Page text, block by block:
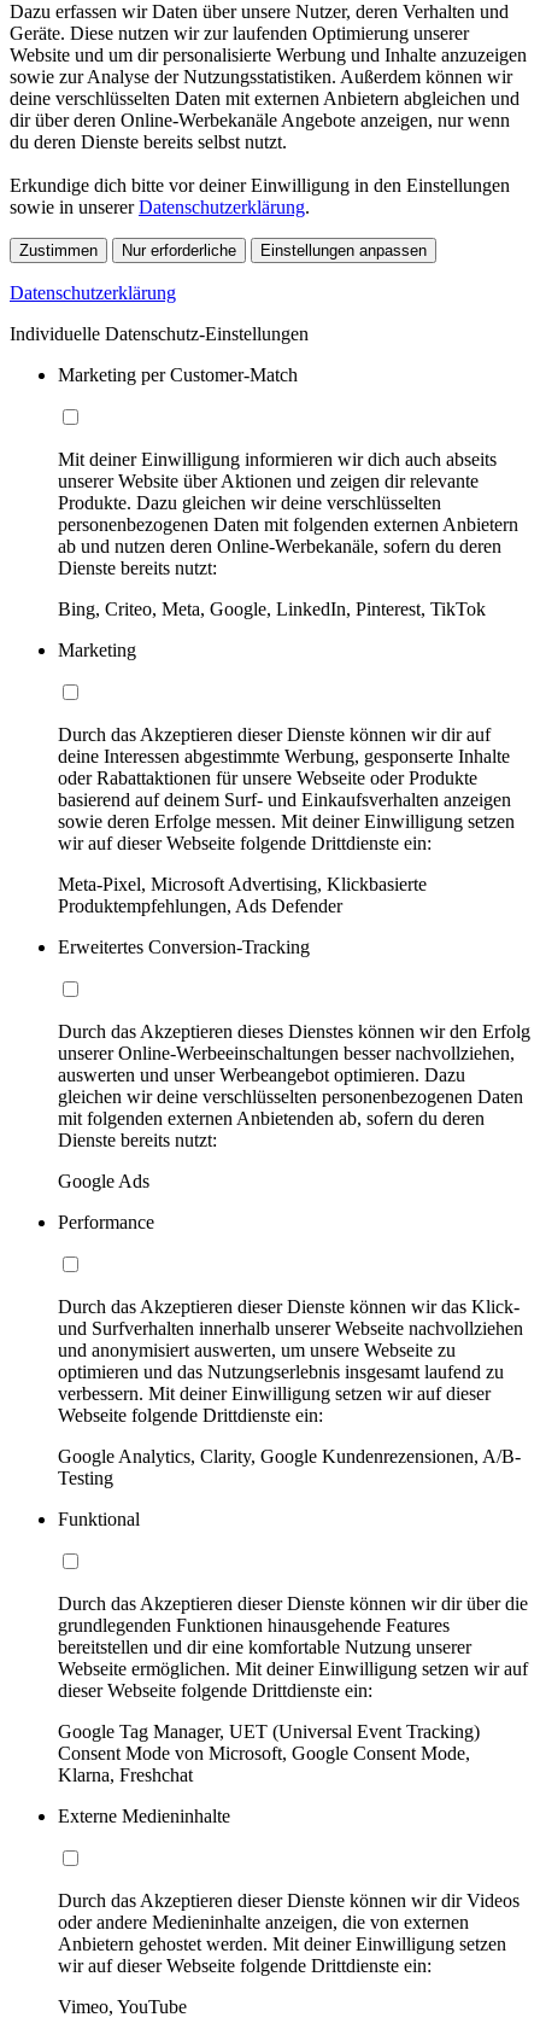
Dazu erfassen wir Daten über unsere Nutzer, deren Verhalten und
Geräte. Diese nutzen wir zur laufenden Optimierung unserer
Website und um dir personalisierte Werbung und Inhalte anzuzeigen
sowie zur Analyse der Nutzungsstatistiken. Außerdem können wir
deine verschlüsselten Daten mit externen Anbietern abgleichen und
dir über deren Online-Werbekanäle Angebote anzeigen, nur wenn
du deren Dienste bereits selbst nutzt.
Erkundige dich bitte vor deiner Einwilligung in den Einstellungen
sowie in unsererDatenschutzerklärung.
Zustimmen Nur erforderliche Einstellungen anpassen
Datenschutzerklärung
Individuelle Datenschutz-Einstellungen
Marketing per Customer-Match
Mit deiner Einwilligung informieren wir dich auch abseits
unserer Website über Aktionen und zeigen dir relevante
Produkte. Dazu gleichen wir deine verschlüsselten
personenbezogenen Daten mit folgenden externen Anbietern
ab und nutzen deren Online-Werbekanäle, sofern du deren
Dienste bereits nutzt:
Bing, Criteo, Meta, Google, LinkedIn, Pinterest, TikTok
Marketing
Durch das Akzeptieren dieser Dienste können wir dir auf
deine Interessen abgestimmte Werbung, gesponserte Inhalte
oder Rabattaktionen für unsere Webseite oder Produkte
basierend auf deinem Surf- und Einkaufsverhalten anzeigen
sowie deren Erfolge messen. Mit deiner Einwilligung setzen
wir auf dieser Webseite folgende Drittdienste ein:
Meta-Pixel, Microsoft Advertising, Klickbasierte
Produktempfehlungen, Ads Defender
Erweitertes Conversion-Tracking
Durch das Akzeptieren dieses Dienstes können wir den Erfolg
unserer Online-Werbeeinschaltungen besser nachvollziehen,
auswerten und unser Werbeangebot optimieren. Dazu
gleichen wir deine verschlüsselten personenbezogenen Daten
mit folgenden externen Anbietenden ab, sofern du deren
Dienste bereits nutzt:
Google Ads
Performance
Durch das Akzeptieren dieser Dienste können wir das Klick-
und Surfverhalten innerhalb unserer Webseite nachvollziehen
und anonymisiert auswerten, um unsere Webseite zu
optimieren und das Nutzungserlebnis insgesamt laufend zu
verbessern. Mit deiner Einwilligung setzen wir auf dieser
Webseite folgende Drittdienste ein:
Google Analytics, Clarity, Google Kundenrezensionen, A/B-
Testing
Funktional
Durch das Akzeptieren dieser Dienste können wir dir über die
grundlegenden Funktionen hinausgehende Features
bereitstellen und dir eine komfortable Nutzung unserer
Webseite ermöglichen. Mit deiner Einwilligung setzen wir auf
dieser Webseite folgende Drittdienste ein:
Google Tag Manager, UET (Universal Event Tracking)
Consent Mode von Microsoft, Google Consent Mode,
Klarna, Freshchat
Externe Medieninhalte
Durch das Akzeptieren dieser Dienste können wir dir Videos
oder andere Medieninhalte anzeigen, die von externen
Anbietern gehostet werden. Mit deiner Einwilligung setzen
wir auf dieser Webseite folgende Drittdienste ein:
Vimeo, YouTube